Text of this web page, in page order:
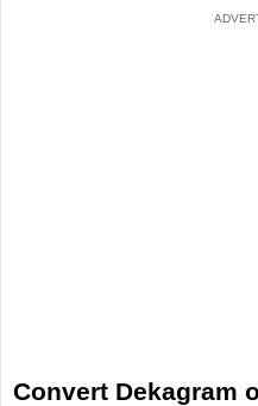
Convert Dekagram